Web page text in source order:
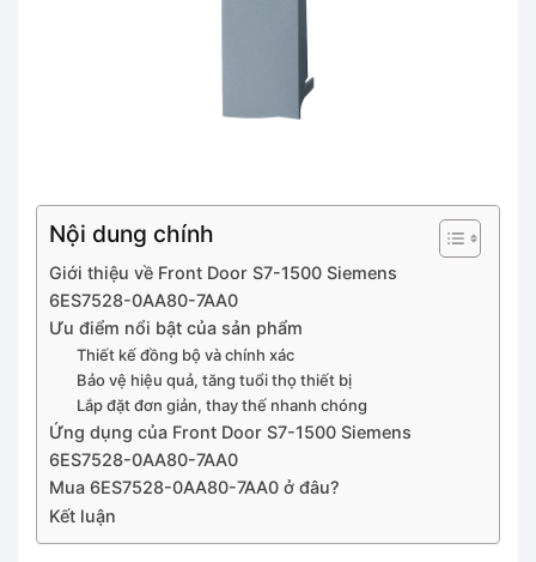
Nội dung chính
Giới thiệu về Front Door S7-1500 Siemens
6ES7528-0AA80-7AA0
Ưu điểm nổi bật của sản phẩm
Thiết kế đồng bộ và chính xác
Bảo vệ hiệu quả, tăng tuổi thọ thiết bị
Lắp đặt đơn giản, thay thế nhanh chóng
Ứng dụng của Front Door S7-1500 Siemens
6ES7528-0AA80-7AA0
Mua 6ES7528-0AA80-7AA0 ở đâu?
Kết luận